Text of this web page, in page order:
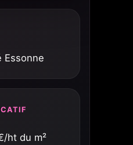
Essonne
ht du m²